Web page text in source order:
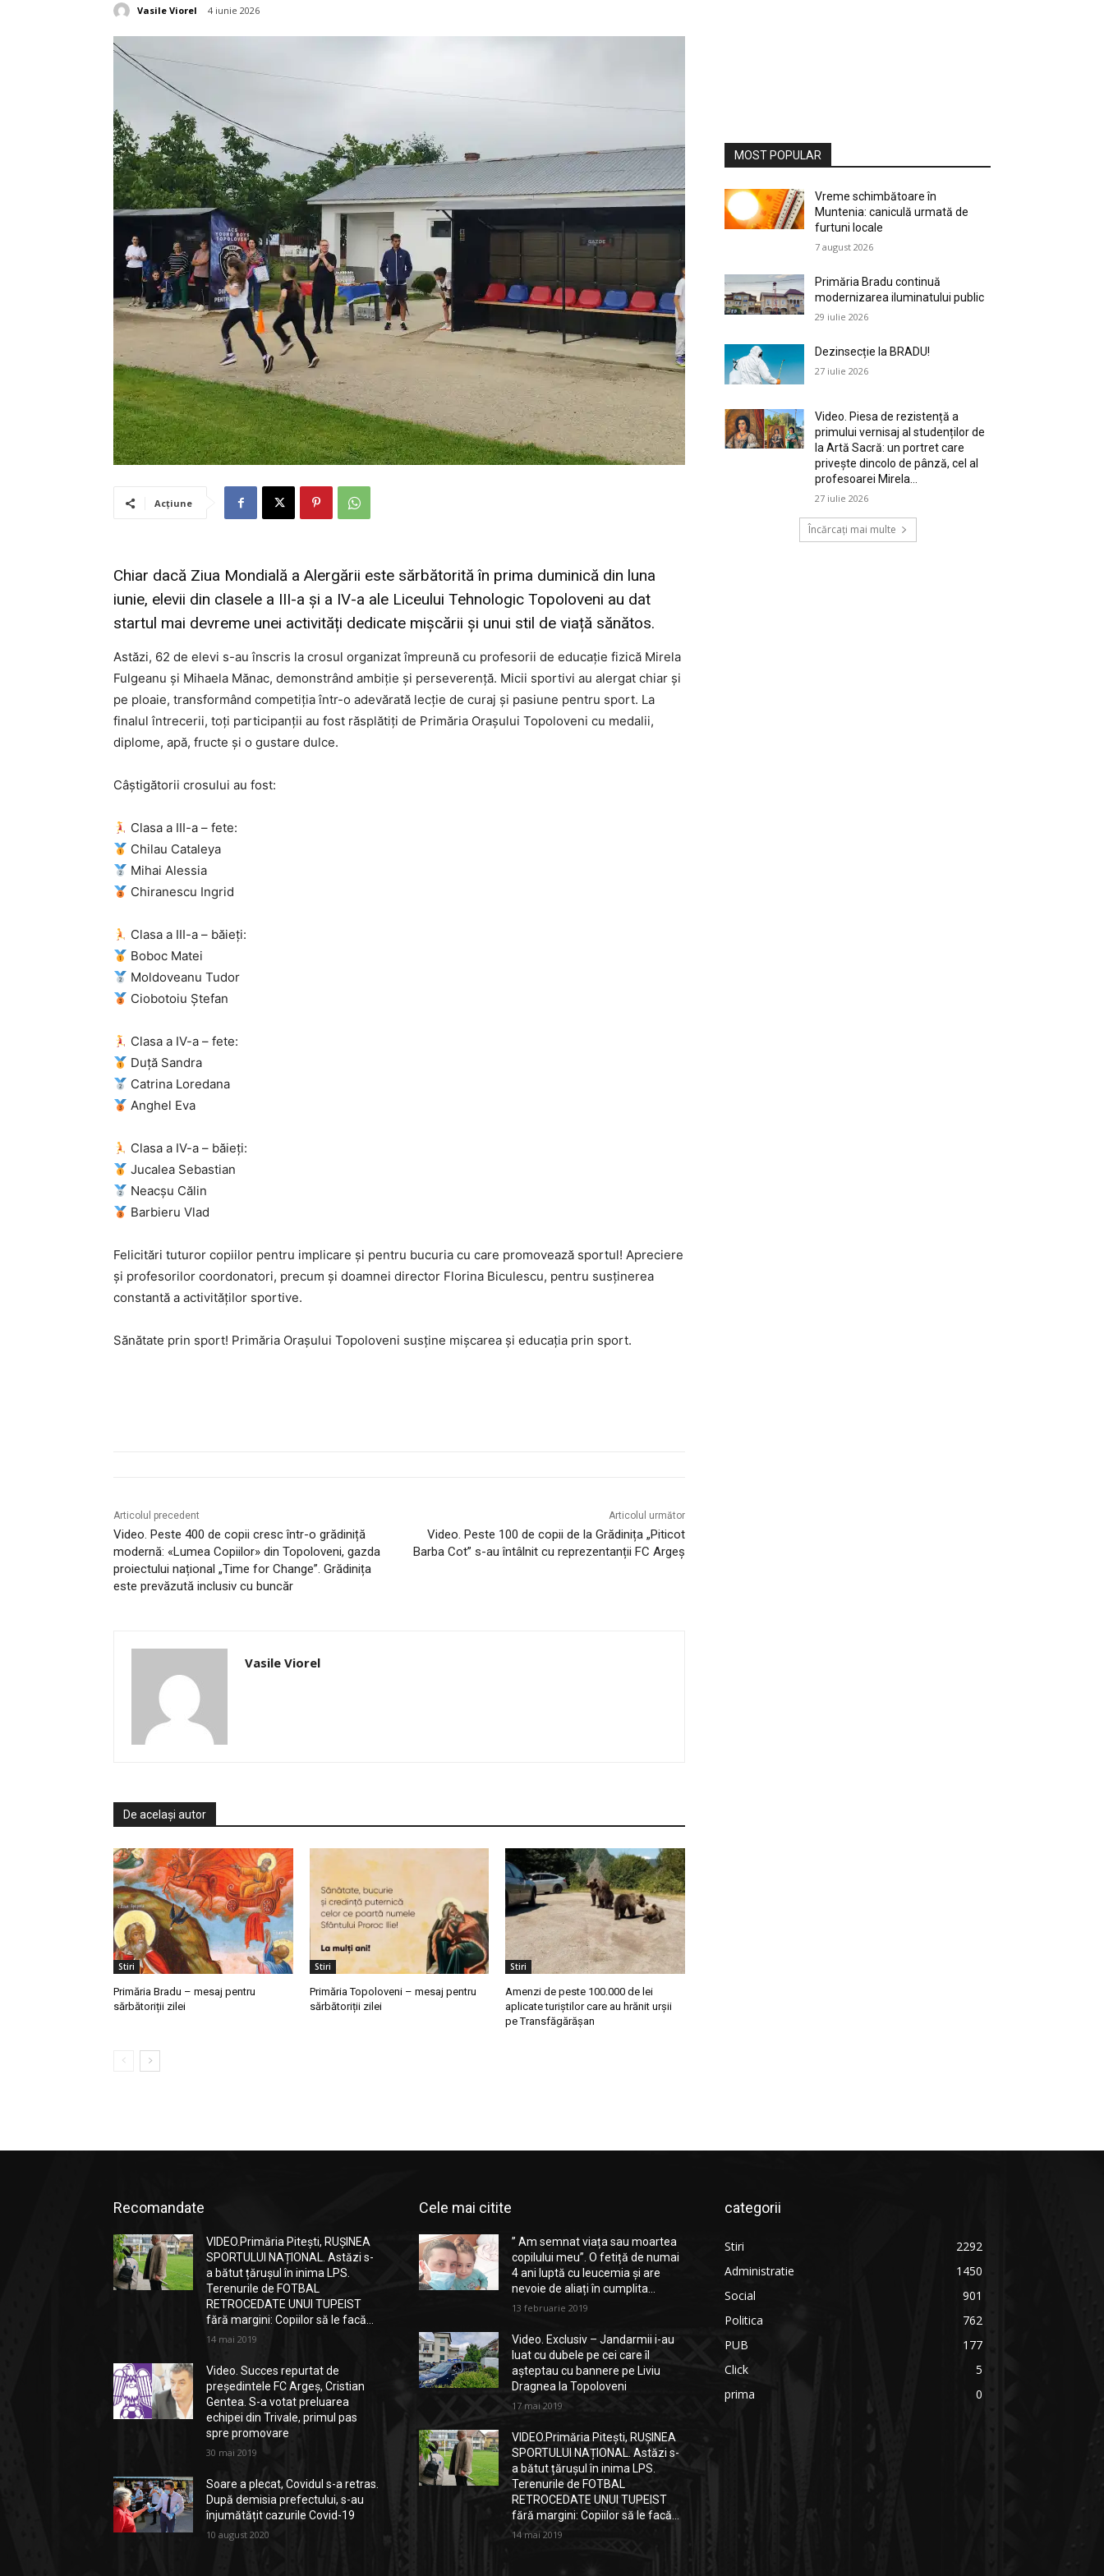
Vasile Viorel 4 iunie 2026
Acțiune
Chiar dacă Ziua Mondială a Alergării este sărbătorită în prima duminică din luna
iunie, elevii din clasele a III-a și a IV-a ale Liceului Tehnologic Topoloveni au dat
startul mai devreme unei activități dedicate mișcării și unui stil de viață sănătos.
Astăzi, 62 de elevi s-au înscris la crosul organizat împreună cu profesorii de educație fizică Mirela
Fulgeanu și Mihaela Mănac, demonstrând ambiție și perseverență. Micii sportivi au alergat chiar și
pe ploaie, transformând competiția într-o adevărată lecție de curaj și pasiune pentru sport. La
finalul întrecerii, toți participanții au fost răsplătiți de Primăria Orașului Topoloveni cu medalii,
diplome, apă, fructe și o gustare dulce.
Câștigătorii crosului au fost:
Clasa a III-a – fete:
Chilau Cataleya
Mihai Alessia
Chiranescu Ingrid
Clasa a III-a – băieți:
Boboc Matei
Moldoveanu Tudor
Ciobotoiu Ștefan
Clasa a IV-a – fete:
Duță Sandra
Catrina Loredana
Anghel Eva
Clasa a IV-a – băieți:
Jucalea Sebastian
Neacșu Călin
Barbieru Vlad
Felicitări tuturor copiilor pentru implicare și pentru bucuria cu care promovează sportul! Apreciere
și profesorilor coordonatori, precum și doamnei director Florina Biculescu, pentru susținerea
constantă a activităților sportive.
Sănătate prin sport! Primăria Orașului Topoloveni susține mișcarea și educația prin sport.
Articolul precedent
Video. Peste 400 de copii cresc într-o grădiniță
modernă: «Lumea Copiilor» din Topoloveni, gazda
proiectului național „Time for Change”. Grădinița
este prevăzută inclusiv cu buncăr
Articolul următor
Video. Peste 100 de copii de la Grădinița „Piticot
Barba Cot” s-au întâlnit cu reprezentanții FC Argeș
Vasile Viorel
De același autor
Stiri
Primăria Bradu – mesaj pentru
sărbătoriții zilei
Stiri
Primăria Topoloveni – mesaj pentru
sărbătoriții zilei
Stiri
Amenzi de peste 100.000 de lei
aplicate turiștilor care au hrănit urșii
pe Transfăgărășan
MOST POPULAR
Vreme schimbătoare în
Muntenia: caniculă urmată de
furtuni locale
7 august 2026
Primăria Bradu continuă
modernizarea iluminatului public
29 iulie 2026
Dezinsecție la BRADU!
27 iulie 2026
Video. Piesa de rezistență a
primului vernisaj al studenților de
la Artă Sacră: un portret care
privește dincolo de pânză, cel al
profesoarei Mirela...
27 iulie 2026
Încărcați mai multe
Recomandate
VIDEO.Primăria Pitești, RUȘINEA
SPORTULUI NAȚIONAL. Astăzi s-
a bătut țărușul în inima LPS.
Terenurile de FOTBAL
RETROCEDATE UNUI TUPEIST
fără margini: Copiilor să le facă...
14 mai 2019
Video. Succes repurtat de
președintele FC Argeș, Cristian
Gentea. S-a votat preluarea
echipei din Trivale, primul pas
spre promovare
30 mai 2019
Soare a plecat, Covidul s-a retras.
După demisia prefectului, s-au
înjumătățit cazurile Covid-19
10 august 2020
Cele mai citite
” Am semnat viața sau moartea
copilului meu”. O fetiță de numai
4 ani luptă cu leucemia și are
nevoie de aliați în cumplita...
13 februarie 2019
Video. Exclusiv – Jandarmii i-au
luat cu dubele pe cei care îl
așteptau cu bannere pe Liviu
Dragnea la Topoloveni
17 mai 2019
VIDEO.Primăria Pitești, RUȘINEA
SPORTULUI NAȚIONAL. Astăzi s-
a bătut țărușul în inima LPS.
Terenurile de FOTBAL
RETROCEDATE UNUI TUPEIST
fără margini: Copiilor să le facă...
14 mai 2019
categorii
Stiri
2292
Administratie
1450
Social
901
Politica
762
PUB
177
Click
5
prima
0